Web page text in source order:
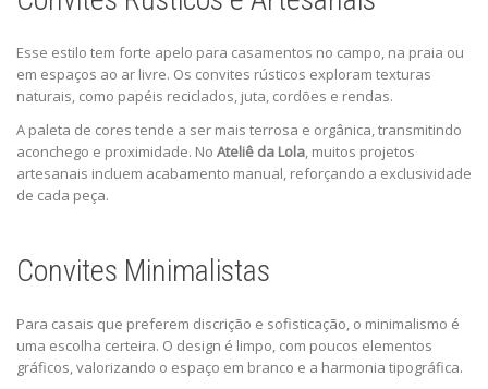
Esse estilo tem forte apelo para casamentos no campo, na praia ou
em espaços ao ar livre. Os convites rústicos exploram texturas
naturais, como papéis reciclados, juta, cordões e rendas.
A paleta de cores tende a ser mais terrosa e orgânica, transmitindo
aconchego e proximidade. No Ateliê da Lola, muitos projetos
artesanais incluem acabamento manual, reforçando a exclusividade
de cada peça.
Convites Minimalistas
Para casais que preferem discrição e sofisticação, o minimalismo é
uma escolha certeira. O design é limpo, com poucos elementos
gráficos, valorizando o espaço em branco e a harmonia tipográfica.